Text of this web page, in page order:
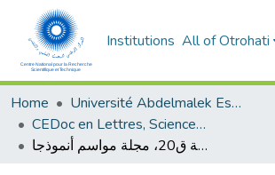
Institutions All of Otrohati
Home
Université Abdelmalek Essaâdi - Tétouan
CEDoc en Lettres, Sciences Humaines, Doctrine, Arts et Sciences de l’Education (CED - LSHDASE)
تطور الصحافة الثقافية في شمال المغرب في نهاية ق20، مجلة مواسم أنموذجا